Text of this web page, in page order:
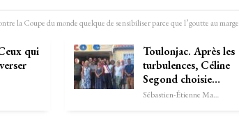
la Coupe du monde quelque de sensibiliser parce que l’goutte au marge
qui
Toulonjac. Après les
turbulences, Céline
Segond choisie…
Sébastien-Étienne Marechal